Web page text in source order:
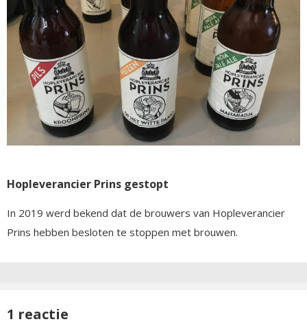
Hopleverancier Prins gestopt
In 2019 werd bekend dat de brouwers van Hopleverancier
Prins hebben besloten te stoppen met brouwen.
1 reactie